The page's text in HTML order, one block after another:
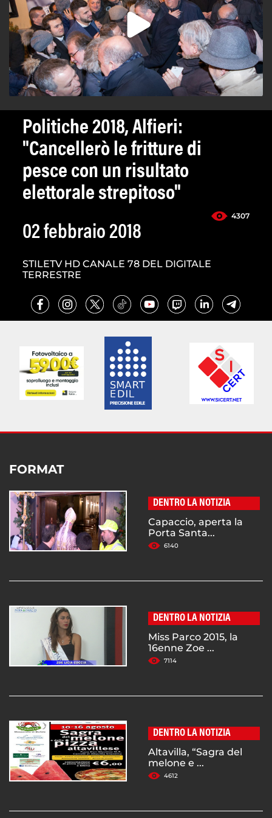
Politiche 2018, Alfieri:
"Cancellerò le fritture di
pesce con un risultato
elettorale strepitoso"
4307
02 febbraio 2018
STILETV HD CANALE 78 DEL DIGITALE
TERRESTRE
FORMAT
DENTRO LA NOTIZIA
Capaccio, aperta la
Porta Santa...
6140
DENTRO LA NOTIZIA
Miss Parco 2015, la
16enne Zoe ...
7114
DENTRO LA NOTIZIA
Altavilla, “Sagra del
melone e ...
4612